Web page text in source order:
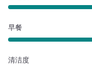
早餐
清洁度